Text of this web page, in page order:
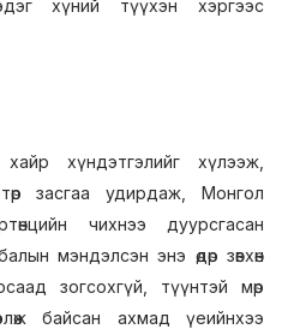
хүний түүхэн хэргээс
хүндэтгэлийг хүлээж,
засгаа удирдаж, Монгол
чихнээ дуурсгасан
мэндэлсэн энэ өдөр зөвхөн
зогсохгүй, түүнтэй мөр
байсан ахмад үеийнхээ